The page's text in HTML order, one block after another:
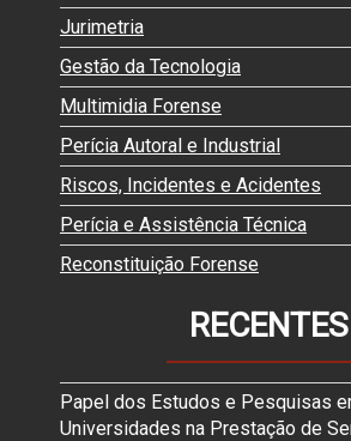
Jurimetria
Gestão da Tecnologia
Multimidia Forense
Perícia Autoral e Industrial
Riscos, Incidentes e Acidentes
Perícia e Assistência Técnica
Reconstituição Forense
RECENTES
Papel dos Estudos e Pesquisas
Universidades na Prestação de